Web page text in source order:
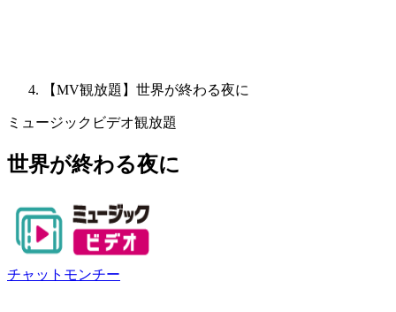
【MV観放題】世界が終わる夜に
ミュージックビデオ観放題
世界が終わる夜に
チャットモンチー